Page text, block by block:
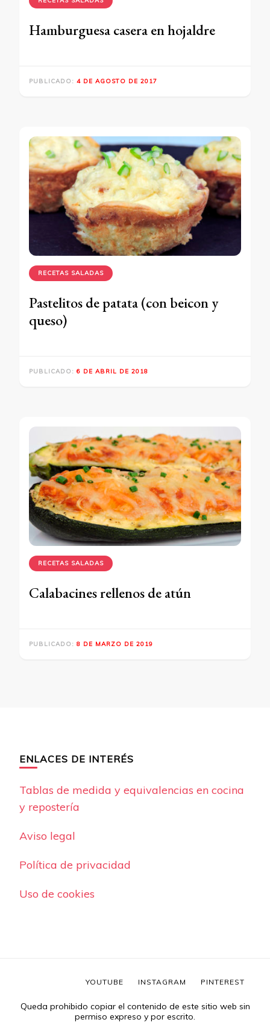
Hamburguesa casera en hojaldre
PUBLICADO: 4 DE AGOSTO DE 2017
RECETAS SALADAS
Pastelitos de patata (con beicon y
queso)
PUBLICADO: 6 DE ABRIL DE 2018
RECETAS SALADAS
Calabacines rellenos de atún
PUBLICADO: 8 DE MARZO DE 2019
ENLACES DE INTERÉS
Tablas de medida y equivalencias en cocina
y repostería
Aviso legal
Política de privacidad
Uso de cookies
Queda prohibido copiar el contenido de este sitio web sin
permiso expreso y por escrito.
YOUTUBE INSTAGRAM PINTEREST